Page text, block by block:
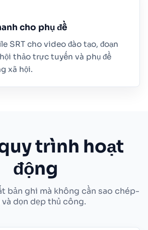
cho phụ đề
SRT cho video đào tạo, đoạn
thảo trực tuyến và phụ đề
xã hội.
trình hoạt
động
bản ghi mà không cần sao chép-
và dọn dẹp thủ công.